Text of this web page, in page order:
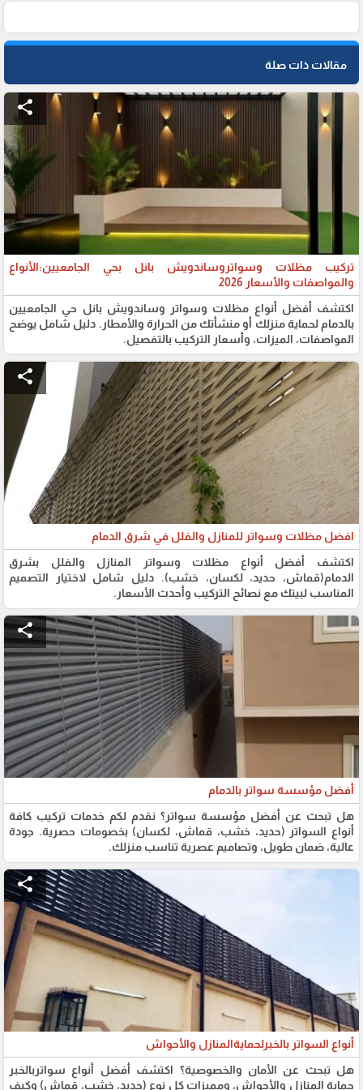
مقالات ذات صلة
share
تركيب مظلات وسواتروساندويش بانل بحي الجامعيين:الأنواع
والمواصفات والأسعار 2026
اكتشف أفضل أنواع مظلات وسواتر وساندويش بانل حي الجامعيين
بالدمام لحماية منزلك أو منشأتك من الحرارة والأمطار. دليل شامل يوضح
المواصفات، الميزات، وأسعار التركيب بالتفصيل.
share
افضل مظلات وسواتر للمنازل والفلل في شرق الدمام
اكتشف أفضل أنواع مظلات وسواتر المنازل والفلل بشرق
الدمام(قماش، حديد، لكسان، خشب). دليل شامل لاختيار التصميم
المناسب لبيتك مع نصائح التركيب وأحدث الأسعار.
share
أفضل مؤسسة سواتر بالدمام
هل تبحث عن أفضل مؤسسة سواتر؟ نقدم لكم خدمات تركيب كافة
أنواع السواتر (حديد، خشب، قماش، لكسان) بخصومات حصرية. جودة
عالية، ضمان طويل، وتصاميم عصرية تناسب منزلك.
share
أنواع السواتر بالخبرلحمايةالمنازل والأحواش
هل تبحث عن الأمان والخصوصية؟ اكتشف أفضل أنواع سواتربالخبر
حماية المنازل والأحواش، ومميزات كل نوع (حديد، خشب، قماش) وكيف